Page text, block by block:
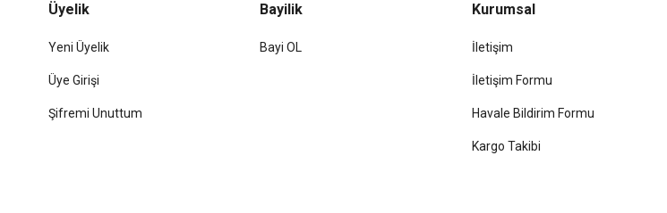
Üyelik
Yeni Üyelik
Üye Girişi
Şifremi Unuttum
Bayilik
Bayi OL
Kurumsal
İletişim
İletişim Formu
Havale Bildirim Formu
Kargo Takibi